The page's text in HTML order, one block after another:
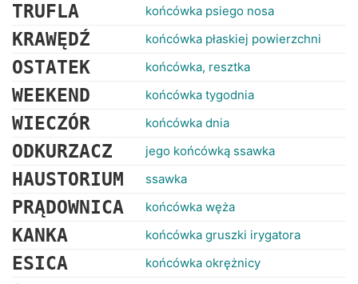
TRUFLA końcówka psiego nosa
KRAWĘDŹ końcówka płaskiej powierzchni
OSTATEK końcówka, resztka
WEEKEND końcówka tygodnia
WIECZÓR końcówka dnia
ODKURZACZ jego końcówką ssawka
HAUSTORIUM ssawka
PRĄDOWNICA końcówka węża
KANKA końcówka gruszki irygatora
ESICA końcówka okrężnicy